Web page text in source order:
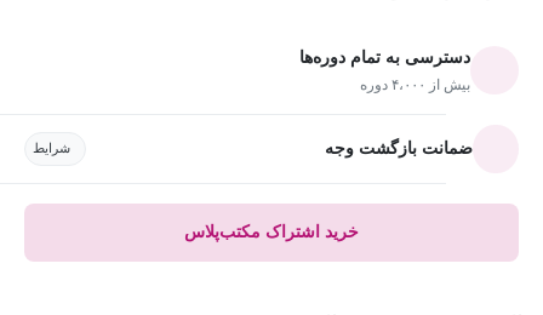
دسترسی به تمام دوره‌ها
بیش از ۴،۰۰۰ دوره
ضمانت بازگشت وجه شرایط
خرید اشتراک مکتب‌پلاس